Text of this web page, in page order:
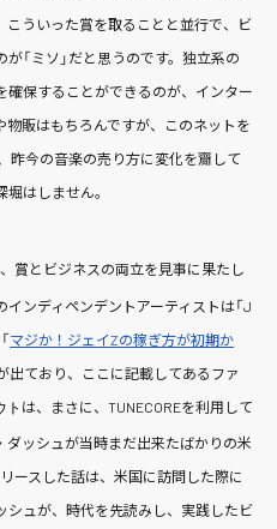
ういった賞を取ることと並行で、ビ
「ミソ」だと思うのです。独立系の
確保することができるのが、インター
販はもちろんですが、このネットを
昨今の音楽の売り方に変化を齎して
はしません。
賞とビジネスの両立を見事に果たし
ンディペンデントアーティストは「J
マジか！ジェイZの稼ぎ方が初期か
出ており、ここに記載してあるファ
ト は、まさに、TUNECOREを利用して
ダッシュが当時まだ出来たばかりの米
ースした話は、米国に訪問した際に
シュが、時代を先読みし、実践したビ